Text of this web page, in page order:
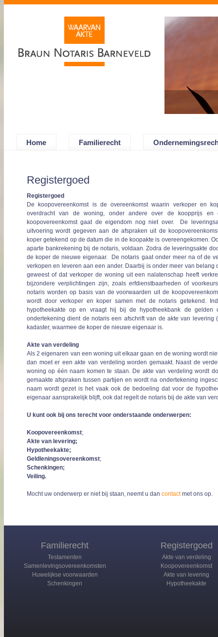
Home Familierecht
Registergoed
Registergoed
De koopovereenkomst is de overeenkomst waarin verkoper en
overdracht van de woning, onder andere over de koopprijs
koopovereenkomst gaat de eigendom nog niet over. De
uitvoering wordt gegeven aan de afspraken uit de
koper getekend op de datum die in de koopakte is overeengekomen.
aparte bankrekening bij de notaris, voldaan. Zodra de leveringsakte
de koper de nieuwe eigenaar. De notaris gaat onder meer na of de
verkopen en leveren aan een ander. Daarbij is onder meer van
geweest of dat verkoper de woning uit een nalatenschap heeft
bijzondere verplichtingen zijn, zoals erfdienstbaarheden of
notaris worden op basis van de voorwaarden uit de
wordt door verkoper en koper samen met de notaris getekend.
hypotheekakte op en vraagt hij bij de hypotheekbank de
ondertekening dient de notaris een afschrift van de akte van
kadaster, waarmee de koper de nieuwe eigenaar is.
Akte van verdeling
Als 2 eigenaren van een woning uit elkaar gaan en de woning wordt
dan moet er een akte van verdeling worden gemaakt. Naast de
woning op één naam komen te staan. De akte van verdeling wordt
gemaakte afspraken tussen partijen en wordt na ondertekening
naam wordt gezet is het vaak ook de bedoeling dat voor de
eigenaar aansprakelijk blijft, ook dat regelt de notaris bij de akte van
U kunt ook bij ons terecht voor onderstaande onderwerpen:
Koopovereenkomst;
Akte van levering;
Hypotheekakte;
Geldleningsovereenkomst;
Schenkingen;
Veiling.
Mocht uw onderwerp er niet bij staan, neemt u dan contactmet ons op.
Familierecht
Testamenten
Samenlevingsovereenkomsten
Huwelijkse voorwaarden
Schenkingen
Registergoed
Akte van verdeling
Koopovereenkomst
Akte van levering
Hypotheekakte